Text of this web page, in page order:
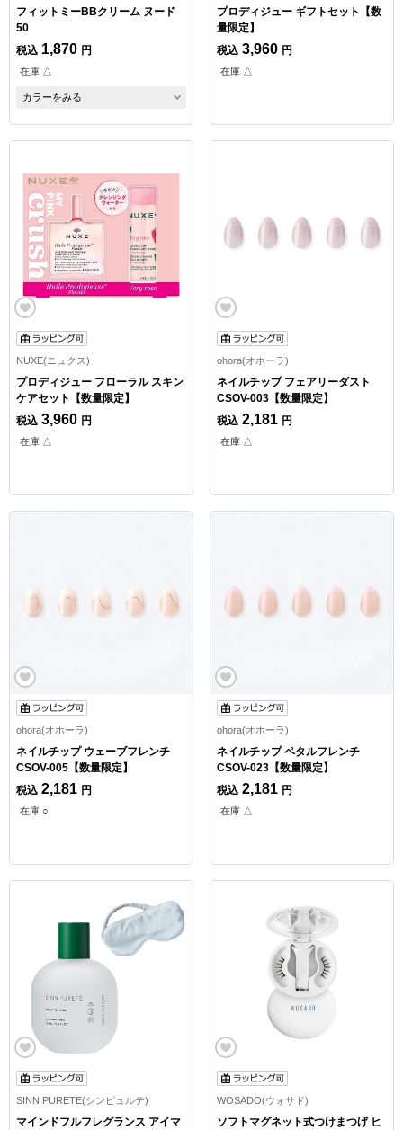
フィットミーBBクリーム ヌード
50
税込 1,870 円
在庫 △
カラーをみる
プロディジュー ギフトセット【数
量限定】
税込 3,960 円
在庫 △
NUXE(ニュクス)
プロディジュー フローラル スキン
ケアセット【数量限定】
税込 3,960 円
在庫 △
ohora(オホーラ)
ネイルチップ フェアリーダスト
CSOV-003【数量限定】
税込 2,181 円
在庫 △
ohora(オホーラ)
ネイルチップ ウェーブフレンチ
CSOV-005【数量限定】
税込 2,181 円
在庫 ○
ohora(オホーラ)
ネイルチップ ペタルフレンチ
CSOV-023【数量限定】
税込 2,181 円
在庫 △
SINN PURETE(シンピュルテ)
マインドフルフレグランス アイマ
WOSADO(ウォサド)
ソフトマグネット式つけまつげ ヒ